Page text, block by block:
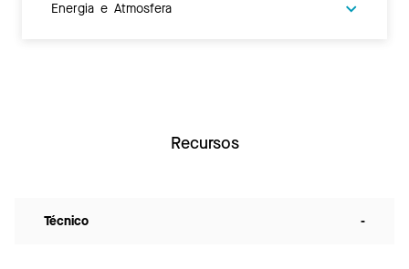
Energia e Atmosfera
Recursos
Técnico -